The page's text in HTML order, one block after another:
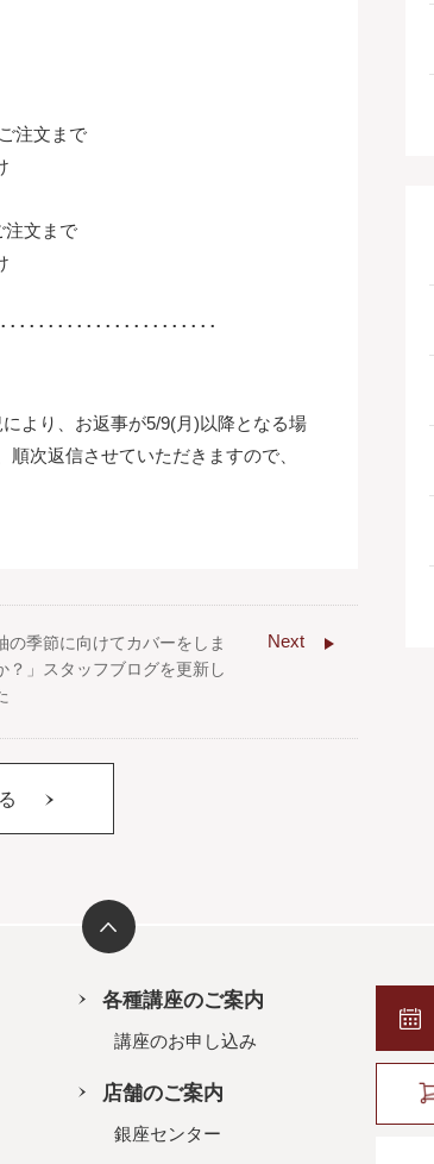
注文まで
文まで
･････････････････････
より、お返事が5/9(月)以降となる場
次返信させていただきますので、
の季節に向けてカバーをしま
？」スタッフブログを更新し
Next
各種講座のご案内
講座のお申し込み
店舗のご案内
銀座センター